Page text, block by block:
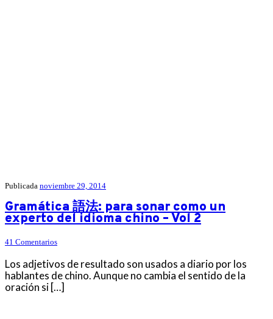
Publicada noviembre 29, 2014
Gramática 語法: para sonar como un
experto del idioma chino – Vol 2
41 Comentarios
Los adjetivos de resultado son usados a diario por los
hablantes de chino. Aunque no cambia el sentido de la
oración si […]